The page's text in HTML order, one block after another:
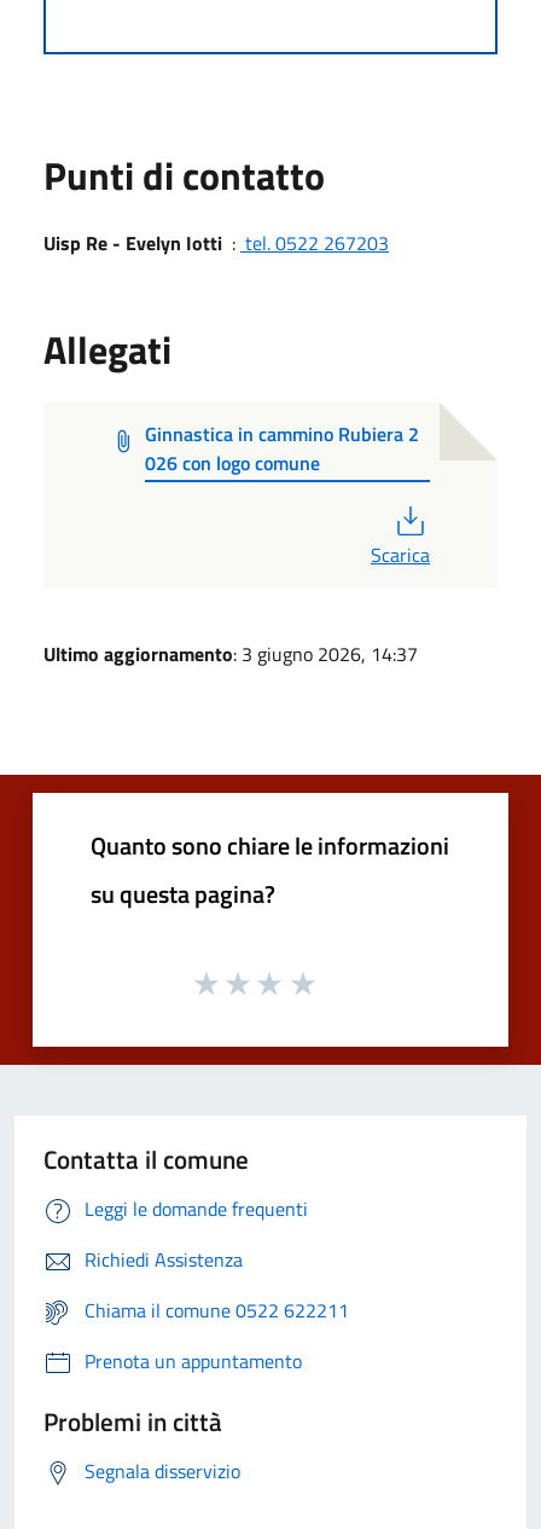
Punti di contatto
Uisp Re - Evelyn Iotti : tel. 0522 267203
Allegati
Ginnastica in cammino Rubiera 2
026 con logo comune
Scarica
Ultimo aggiornamento: 3 giugno 2026, 14:37
Quanto sono chiare le informazioni
su questa pagina?
Contatta il comune
Leggi le domande frequenti
Richiedi Assistenza
Chiama il comune 0522 622211
Prenota un appuntamento
Problemi in città
Segnala disservizio